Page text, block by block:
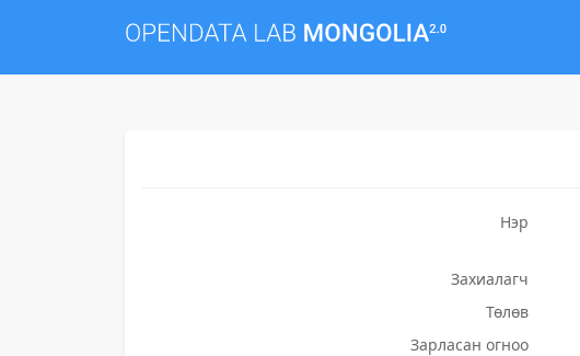
Нэр
Захиалагч
Төлөв
Зарласан огноо